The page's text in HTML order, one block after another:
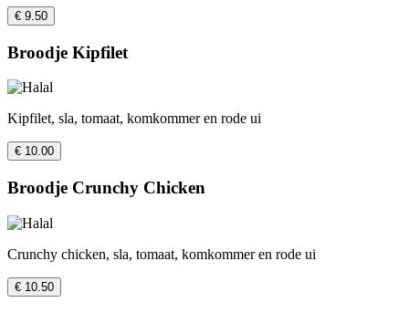
€ 9.50
Broodje Kipfilet
Kipfilet, sla, tomaat, komkommer en rode ui
€ 10.00
Broodje Crunchy Chicken
Crunchy chicken, sla, tomaat, komkommer en rode ui
€ 10.50